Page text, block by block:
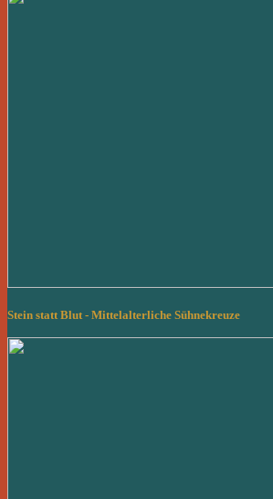
Stein statt Blut - Mittelalterliche Sühnekreuze